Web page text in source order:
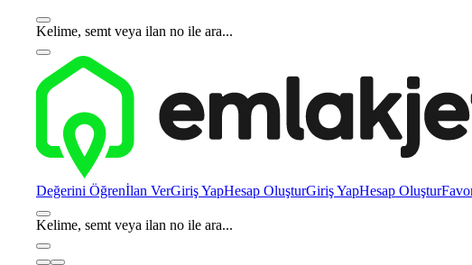
Kelime, semt veya ilan no ile ara...
Değerini Öğrenİlan VerGiriş YapHesap OluşturGiriş YapHesap Oluştur
Kelime, semt veya ilan no ile ara...